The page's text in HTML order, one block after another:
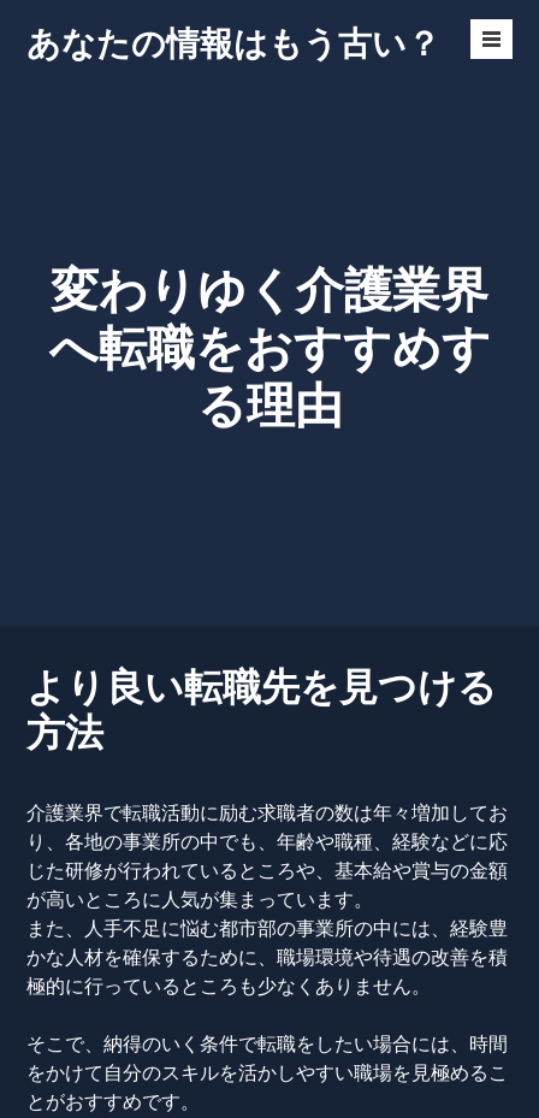
あなたの情報はもう古い？
Menu
変わりゆく介護業界
へ転職をおすすめす
る理由
より良い転職先を見つける
方法
介護業界で転職活動に励む求職者の数は年々増加してお
り、各地の事業所の中でも、年齢や職種、経験などに応
じた研修が行われているところや、基本給や賞与の金額
が高いところに人気が集まっています。
また、人手不足に悩む都市部の事業所の中には、経験豊
かな人材を確保するために、職場環境や待遇の改善を積
極的に行っているところも少なくありません。
そこで、納得のいく条件で転職をしたい場合には、時間
をかけて自分のスキルを活かしやすい職場を見極めるこ
とがおすすめです。